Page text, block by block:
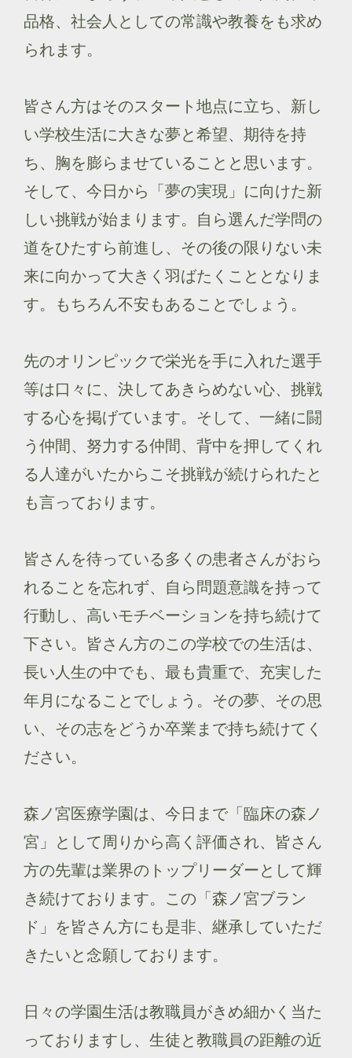
品格、社会人としての常識や教養をも求め
られます。
皆さん方はそのスタート地点に立ち、新し
い学校生活に大きな夢と希望、期待を持
ち、胸を膨らませていることと思います。
そして、今日から「夢の実現」に向けた新
しい挑戦が始まります。自ら選んだ学問の
道をひたすら前進し、その後の限りない未
来に向かって大きく羽ばたくこととなりま
す。もちろん不安もあることでしょう。
先のオリンピックで栄光を手に入れた選手
等は口々に、決してあきらめない心、挑戦
する心を掲げています。そして、一緒に闘
う仲間、努力する仲間、背中を押してくれ
る人達がいたからこそ挑戦が続けられたと
も言っております。
皆さんを待っている多くの患者さんがおら
れることを忘れず、自ら問題意識を持って
行動し、高いモチベーションを持ち続けて
下さい。皆さん方のこの学校での生活は、
長い人生の中でも、最も貴重で、充実した
年月になることでしょう。その夢、その思
い、その志をどうか卒業まで持ち続けてく
ださい。
森ノ宮医療学園は、今日まで「臨床の森ノ
宮」として周りから高く評価され、皆さん
方の先輩は業界のトップリーダーとして輝
き続けております。この「森ノ宮ブラン
ド」を皆さん方にも是非、継承していただ
きたいと念願しております。
日々の学園生活は教職員がきめ細かく当た
っておりますし、生徒と教職員の距離の近